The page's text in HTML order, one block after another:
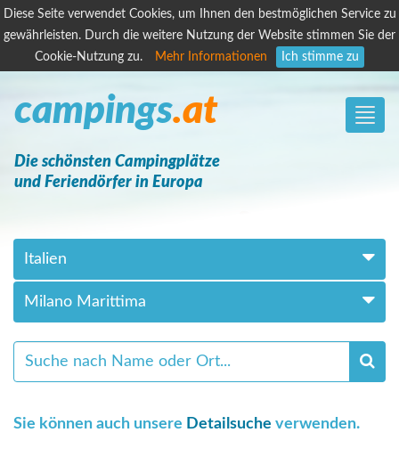
Diese Seite verwendet Cookies, um Ihnen den bestmöglichen Service zu
gewährleisten. Durch die weitere Nutzung der Website stimmen Sie der
Cookie-Nutzung zu.
Mehr Informationen Ich stimme zu
Toggle
campings.at
Die schönsten Campingplätze
und Feriendörfer in Europa
Italien
Milano Marittima
Sie können auch unsere Detailsuche verwenden.